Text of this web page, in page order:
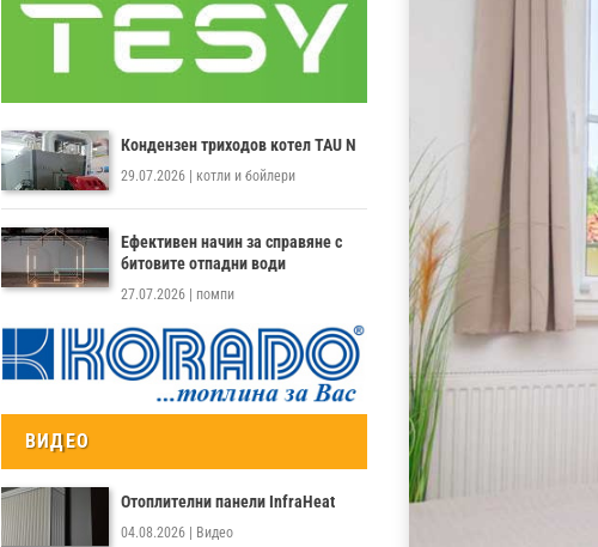
Кондензен триходов котел TAU N
29.07.2026 котли и бойлери
Ефективен начин за справяне с
битовите отпадни води
27.07.2026 помпи
ВИДЕО
Отоплителни панели InfraHeat
04.08.2026 | Видео